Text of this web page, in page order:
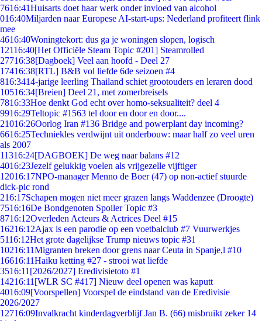
7616:41Huisarts doet haar werk onder invloed van alcohol
016:40Miljarden naar Europese AI-start-ups: Nederland profiteert flink
mee
4616:40Woningtekort: dus ga je woningen slopen, logisch
12116:40[Het Officiële Steam Topic #201] Steamrolled
27716:38[Dagboek] Veel aan hoofd - Deel 27
17416:38[RTL] B&B vol liefde 6de seizoen #4
816:3414-jarige leerling Thailand schiet grootouders en leraren dood
10516:34[Breien] Deel 21, met zomerbreisels
7816:33Hoe denkt God echt over homo-seksualiteit? deel 4
9916:29Teltopic #1563 tel door en door en door....
21016:26Oorlog Iran #136 Bridge and powerplant day incoming?
6616:25Techniekles verdwijnt uit onderbouw: maar half zo veel uren
als 2007
11316:24[DAGBOEK] De weg naar balans #12
4016:23Jezelf gelukkig voelen als vrijgezelle vijftiger
12016:17NPO-manager Menno de Boer (47) op non-actief stuurde
dick-pic rond
216:17Schapen mogen niet meer grazen langs Waddenzee (Droogte)
7516:16De Bondgenoten Spoiler Topic #3
8716:12Overleden Acteurs & Actrices Deel #15
16216:12Ajax is een parodie op een voetbalclub #7 Vuurwerkjes
5116:12Het grote dagelijkse Trump nieuws topic #31
10216:11Migranten breken door grens naar Ceuta in Spanje,l #10
16616:11Haiku ketting #27 - strooi wat liefde
3516:11 [2026/2027] Eredivisietoto #1
14216:11 [WLR SC #417] Nieuw deel openen was kaputt
4016:09[Voorspellen] Voorspel de eindstand van de Eredivisie
2026/2027
12716:09Invalkracht kinderdagverblijf Jan B. (66) misbruikt zeker 14